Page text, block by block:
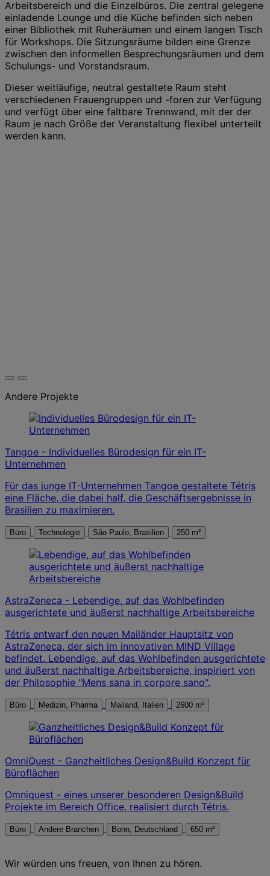
Arbeitsbereich und die Einzelbüros. Die zentral gelegene
einladende Lounge und die Küche befinden sich neben
einer Bibliothek mit Ruheräumen und einem langen Tisch
für Workshops. Die Sitzungsräume bilden eine Grenze
zwischen den informellen Besprechungsräumen und dem
Schulungs- und Vorstandsraum.
Dieser weitläufige, neutral gestaltete Raum steht
verschiedenen Frauengruppen und -foren zur Verfügung
und verfügt über eine faltbare Trennwand, mit der der
Raum je nach Größe der Veranstaltung flexibel unterteilt
werden kann.
Andere Projekte
Tangoe - Individuelles Bürodesign für ein IT-
Unternehmen
Für das junge IT-Unternehmen Tangoe gestaltete Tétris
eine Fläche, die dabei half, die Geschäftsergebnisse in
Brasilien zu maximieren.
Büro Technologie São Paulo, Brasilien 250 m²
AstraZeneca - Lebendige, auf das Wohlbefinden
ausgerichtete und äußerst nachhaltige Arbeitsbereiche
Tétris entwarf den neuen Mailänder Hauptsitz von
AstraZeneca, der sich im innovativen MIND Village
befindet. Lebendige, auf das Wohlbefinden ausgerichtete
und äußerst nachhaltige Arbeitsbereiche, inspiriert von
der Philosophie "Mens sana in corpore sano".
Büro Medizin, Pharma Mailand, Italien 2600 m²
OmniQuest - Ganzheitliches Design&Build Konzept für
Büroflächen
Omniquest - eines unserer besonderen Design&Build
Projekte im Bereich Office, realisiert durch Tétris.
Büro Andere Branchen Bonn, Deutschland 650 m²
Wir würden uns freuen, von Ihnen zu hören.